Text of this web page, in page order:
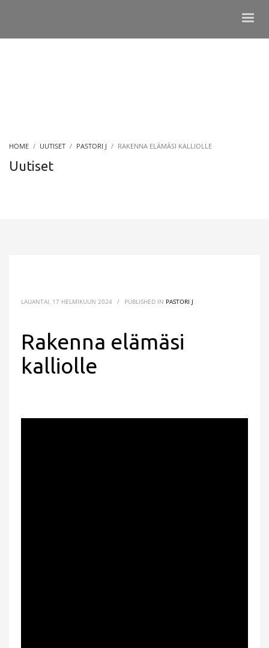
HOME UUTISET PASTORI J RAKENNA ELÄMÄSI KALLIOLLE
Uutiset
LAUANTAI, 17 HELMIKUUN 2024 / PUBLISHED IN PASTORI J
Rakenna elämäsi
kalliolle